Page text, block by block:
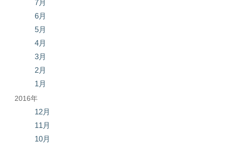
7月
6月
5月
4月
3月
2月
1月
2016年
12月
11月
10月